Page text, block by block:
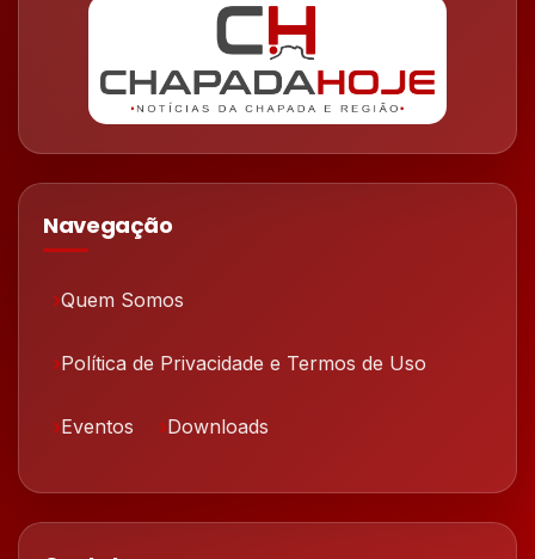
Navegação
Quem Somos
Política de Privacidade e Termos de Uso
Eventos Downloads